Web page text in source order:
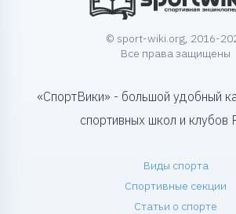
© sport-wiki.org, 2016-
Все права защищены
«СпортВики» - большой удобный
спортивных школ и клубов
Виды спорта
Спортивные секции
Статьи о спорте